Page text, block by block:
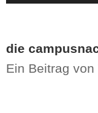
die
Ein Beitrag von